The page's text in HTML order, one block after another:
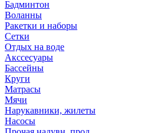
Бадминтон
Воланны
Ракетки и наборы
Сетки
Отдых на воде
Акссесуары
Бассейны
Круги
Матрасы
Мячи
Нарукавники, жилеты
Насосы